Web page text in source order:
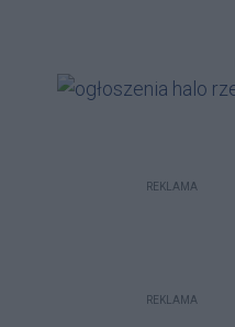
REKLAMA
REKLAMA